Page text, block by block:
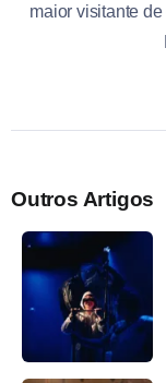
maior visitante
Outros Artigos